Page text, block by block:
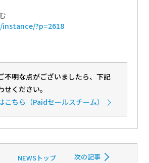
?p=2618
不明な点がございましたら、下記
せください。
こちら（Paidセールスチーム）
次の記事
NEWSトップ